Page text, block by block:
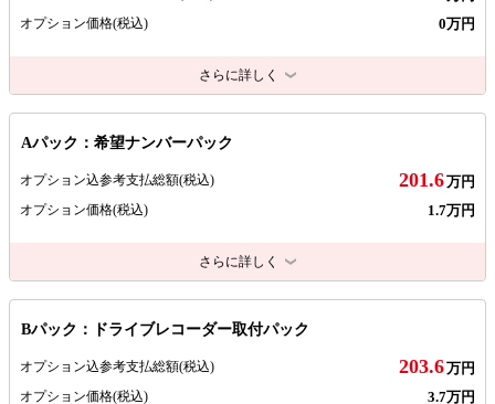
オプション価格(税込) 0万円
さらに詳しく
Aパック：希望ナンバーパック
オプション込参考支払総額(税込) 201.6万円
オプション価格(税込) 1.7万円
さらに詳しく
Bパック：ドライブレコーダー取付パック
オプション込参考支払総額(税込) 203.6万円
オプション価格(税込) 3.7万円